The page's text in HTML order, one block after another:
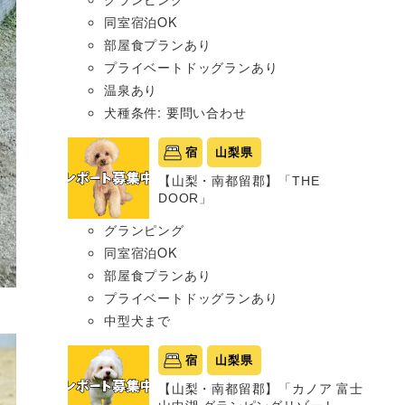
同室宿泊OK
部屋食プランあり
プライベートドッグランあり
温泉あり
犬種条件: 要問い合わせ
宿 山梨県
【山梨・南都留郡】「THE
DOOR」
グランピング
同室宿泊OK
部屋食プランあり
プライベートドッグランあり
中型犬まで
宿 山梨県
【山梨・南都留郡】「カノア 富士